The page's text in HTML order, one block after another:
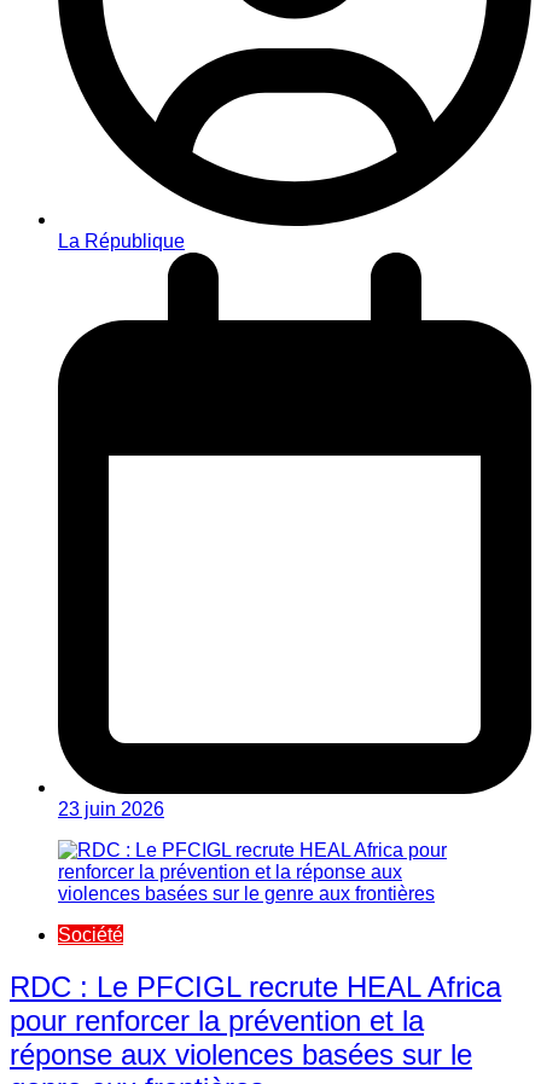
La République
23 juin 2026
Société
RDC : Le PFCIGL recrute HEAL Africa
pour renforcer la prévention et la
réponse aux violences basées sur le